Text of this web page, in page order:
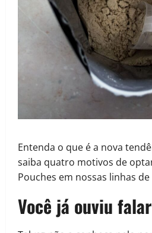
Entenda o que é a nova
saiba quatro motivos de
Pouches em nossas linhas
Você já ouviu